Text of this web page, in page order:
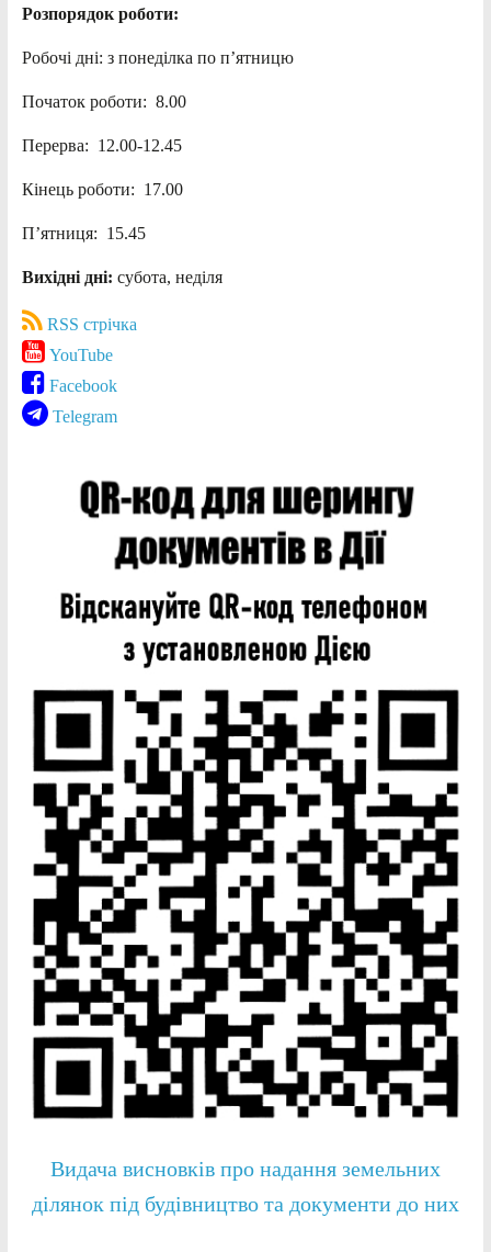
Розпорядок роботи:
Робочі дні: з понеділка по п’ятницю
Початок роботи: 8.00
Перерва: 12.00-12.45
Кінець роботи: 17.00
П’ятниця: 15.45
Вихідні дні: субота, неділя
RSS стрічка
YouTube
Facebook
Telegram
Видача висновків про надання земельних
ділянок під будівництво та документи до них